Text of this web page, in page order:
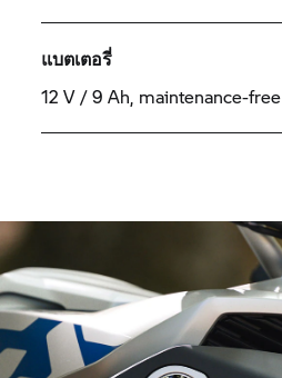
แบตเตอรี่
12 V / 9 Ah, maintenance-free